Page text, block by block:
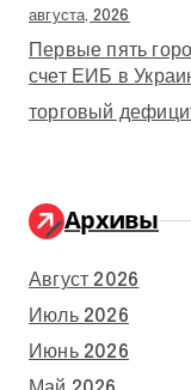
августа, 2026
Первые пять
счет ЕИБ в
торговый
Архивы
Август 2026
Июль 2026
Июнь 2026